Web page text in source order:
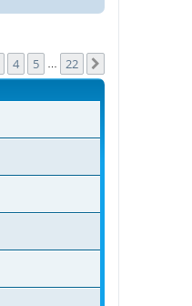
из22
4 5 22